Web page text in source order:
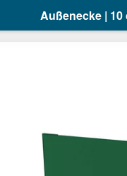
Außenecke | 10